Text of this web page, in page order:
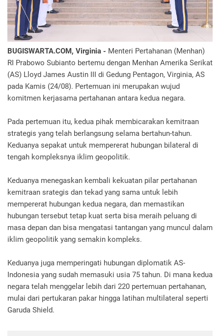
BUGISWARTA.COM, Virginia - Menteri Pertahanan (Menhan)
RI Prabowo Subianto bertemu dengan Menhan Amerika Serikat
(AS) Lloyd James Austin III di Gedung Pentagon, Virginia, AS
pada Kamis (24/08). Pertemuan ini merupakan wujud
komitmen kerjasama pertahanan antara kedua negara.
Pada pertemuan itu, kedua pihak membicarakan kemitraan
strategis yang telah berlangsung selama bertahun-tahun.
Keduanya sepakat untuk mempererat hubungan bilateral di
tengah kompleksnya iklim geopolitik.
Keduanya menegaskan kembali kekuatan pilar pertahanan
kemitraan srategis dan tekad yang sama untuk lebih
mempererat hubungan kedua negara, dan memastikan
hubungan tersebut tetap kuat serta bisa meraih peluang di
masa depan dan bisa mengatasi tantangan yang muncul dalam
iklim geopolitik yang semakin kompleks.
Keduanya juga memperingati hubungan diplomatik AS-
Indonesia yang sudah memasuki usia 75 tahun. Di mana kedua
negara telah menggelar lebih dari 220 pertemuan pertahanan,
mulai dari pertukaran pakar hingga latihan multilateral seperti
Garuda Shield.